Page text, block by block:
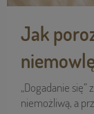
Jak
„Dogadanie
niemożliwą, a